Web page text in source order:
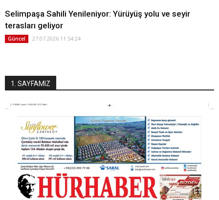
Selimpaşa Sahili Yenileniyor: Yürüyüş yolu ve seyir
terasları geliyor
Güncel 27.07.2026 11:54:24
1. SAYFAMIZ